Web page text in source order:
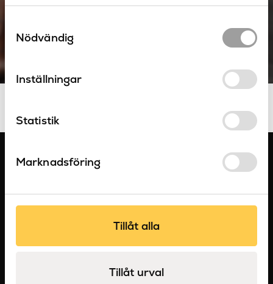
informationen med annan information som
samlat in när du har använt deras tjänster.
Nödvändig
Inställningar
Statistik
Marknadsföring
Tillåt alla
Tillåt urval
Sockerbruksgatan 3C, 531 40 Lidköping